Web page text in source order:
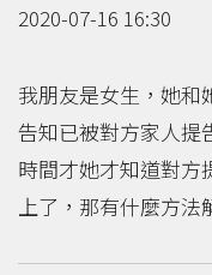
2020-07-16 16:30
我朋友是女生，她和
告知已被對方家人提
時間才她才知道對方
上了，那有什麼方法